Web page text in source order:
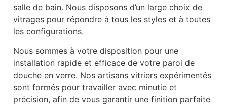
salle de bain. Nous disposons d’un large choix de
vitrages pour répondre à tous les styles et à toutes
les configurations.
Nous sommes à votre disposition pour une
installation rapide et efficace de votre paroi de
douche en verre. Nos artisans vitriers expérimentés
sont formés pour travailler avec minutie et
précision, afin de vous garantir une finition parfaite